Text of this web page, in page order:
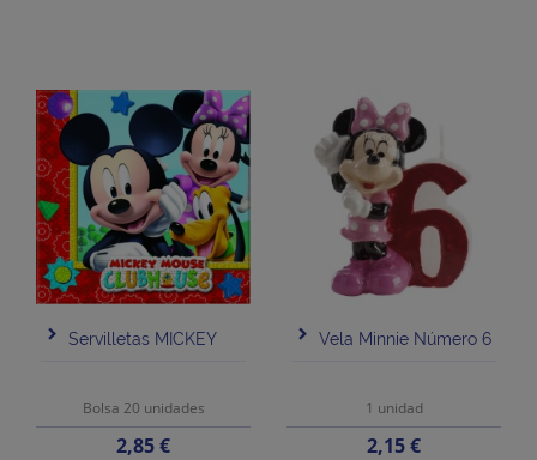
Servilletas MICKEY
Bolsa 20 unidades
Precio
2,85 €
Vela Minnie Número 6
1 unidad
Precio
2,15 €